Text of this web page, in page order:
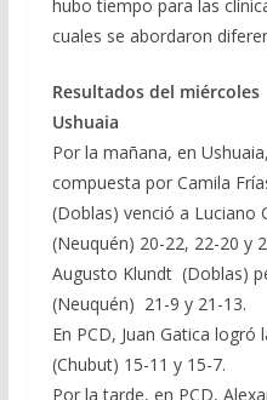
hubo tiempo para las
cuales se abordaron
Resultados del miércoles
Ushuaia
Por la mañana, en
compuesta por Camila
(Doblas) venció a Luciano
(Neuquén) 20-22, 22-20 y
Augusto Klundt (Doblas)
(Neuquén) 21-9 y 21-13.
En PCD, Juan Gatica
(Chubut) 15-11 y 15-7.
Por la tarde, en PCD,